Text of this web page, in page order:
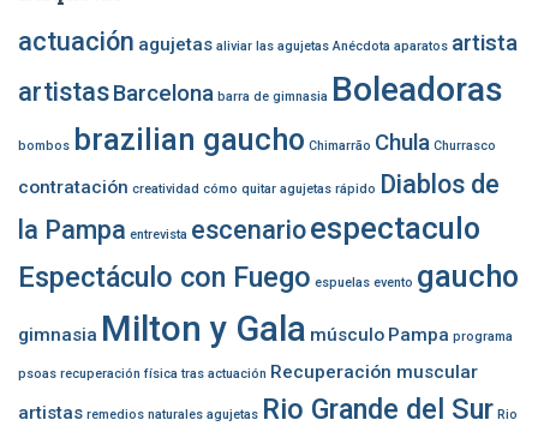
actuación agujetas aliviar las agujetas Anécdota aparatos artista
artistasBarcelona barra de gimnasia Boleadoras
bombos brazilian gaucho Chimarrão Chula Churrasco
contratación creatividad cómo quitar agujetas rápido Diablos de
la Pampa entrevista escenarioespectaculo
Espectáculo con Fuego espuelas evento gaucho
gimnasia Milton y Gala músculo Pampa programa
psoas recuperación física tras actuación Recuperación muscular
artistas remedios naturales agujetas Rio Grande del Sur Rio